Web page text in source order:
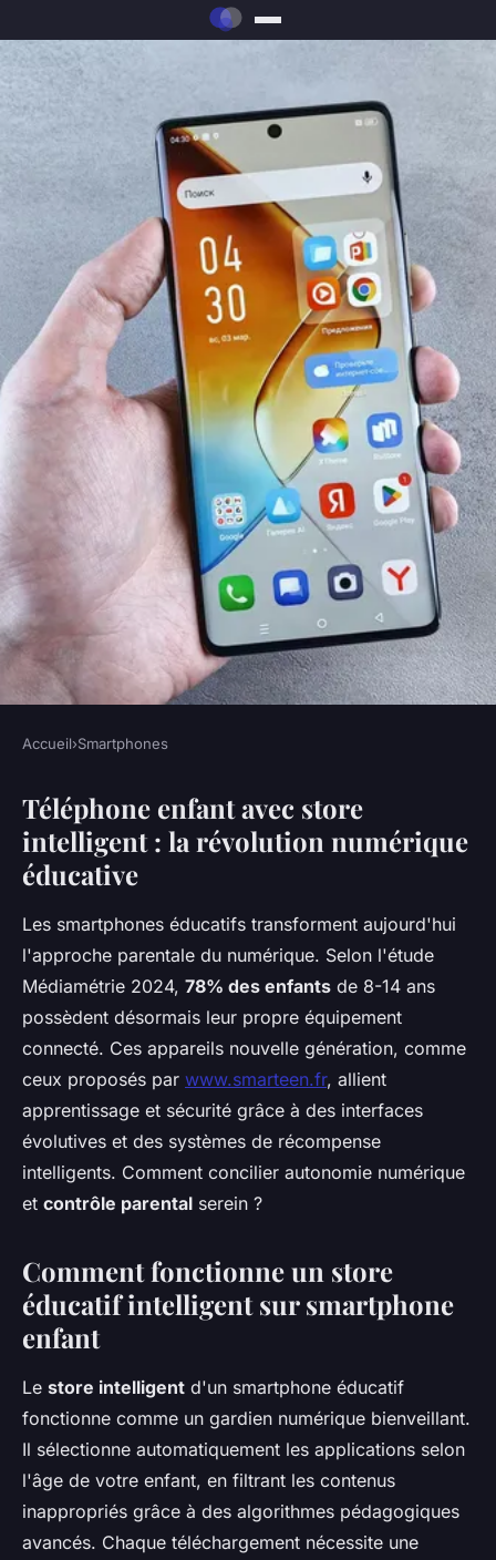
SMARTPHONES
Téléphone enfant avec store
intelligent : sécurité et
éducation intégrées
Louna•6 novembre 2025•7 min de lecture
Accueil›Smartphones
Téléphone enfant avec store
intelligent : la révolution numérique
éducative
Les smartphones éducatifs transforment aujourd'hui
l'approche parentale du numérique. Selon l'étude
Médiamétrie 2024, 78% des enfants de 8-14 ans
possèdent désormais leur propre équipement
connecté. Ces appareils nouvelle génération, comme
ceux proposés par www.smarteen.fr, allient
apprentissage et sécurité grâce à des interfaces
évolutives et des systèmes de récompense
intelligents. Comment concilier autonomie numérique
et contrôle parental serein ?
Comment fonctionne un store
éducatif intelligent sur smartphone
enfant
Le store intelligent d'un smartphone éducatif
fonctionne comme un gardien numérique bienveillant.
Il sélectionne automatiquement les applications selon
l'âge de votre enfant, en filtrant les contenus
inappropriés grâce à des algorithmes pédagogiques
avancés. Chaque téléchargement nécessite une